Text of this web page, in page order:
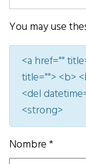
You may use
<a href=""
title=""> <b>
<del
<strong>
Nombre*